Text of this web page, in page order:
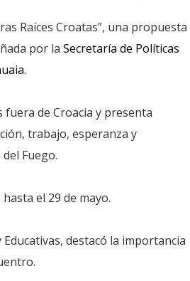
Raíces Croatas”, una propuesta
por la Secretaría de Políticas
fuera de Croacia y presenta
trabajo, esperanza y
Fuego.
el 29 de mayo.
destacó la importancia